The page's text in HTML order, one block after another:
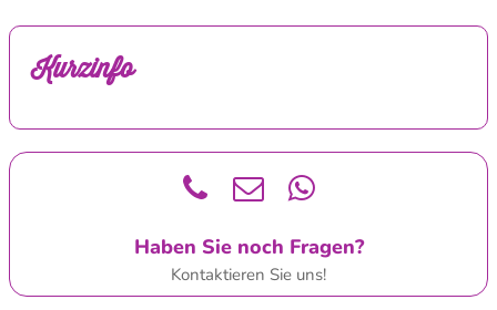
Kurzinfo
Haben Sie noch Fragen?
Kontaktieren Sie uns!